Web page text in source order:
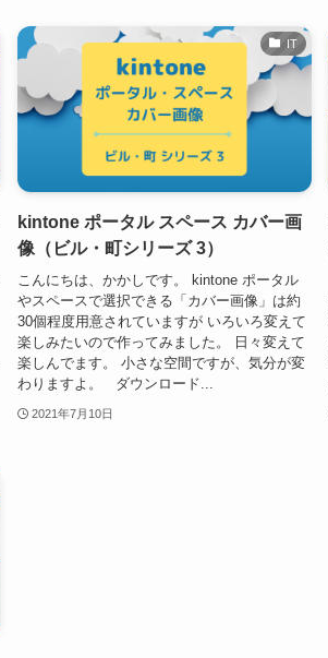
IT
kintone ポータル スペース カバー画
像（ビル・町シリーズ 3）
こんにちは、かかしです。 kintone ポータル
やスペースで選択できる「カバー画像」は約
30個程度用意されていますが いろいろ変えて
楽しみたいので作ってみました。 日々変えて
楽しんでます。 小さな空間ですが、気分が変
わりますよ。 ダウンロード...
2021年7月10日